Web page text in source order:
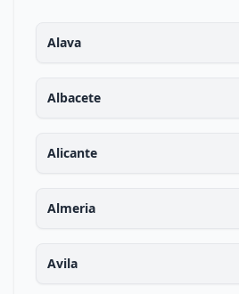
Alava
Albacete
Alicante
Almeria
Avila